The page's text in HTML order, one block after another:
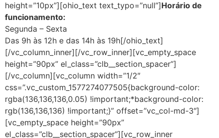
height=”10px”][ohio_text text_typo=”null”]Horário de
funcionamento:
Segunda – Sexta
Das 9h às 12h e das 14h às 19h[/ohio_text]
[/vc_column_inner][/vc_row_inner][vc_empty_space
height=”90px” el_class=”clb__section_spacer”]
[/vc_column][vc_column width=”1/2″
css=”.vc_custom_1577274077505{background-color:
rgba(136,136,136,0.05) !important;*background-color:
rgb(136,136,136) !important;}” offset=”vc_col-md-3″]
[vc_empty_space height=”90px”
el_class=”clb__section_spacer”][vc_row_inner